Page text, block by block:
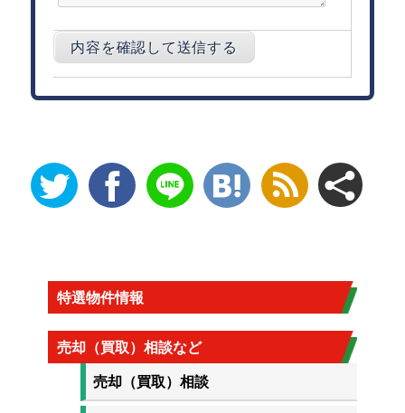
特選物件情報
売却（買取）相談など
売却（買取）相談